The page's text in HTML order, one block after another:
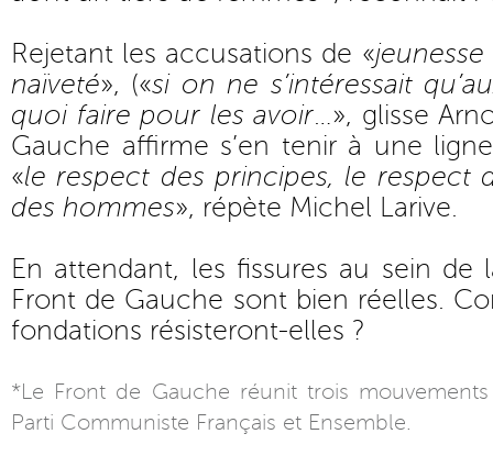
Rejetant les accusations de «
naïveté», («si on ne s’intéressait
quoi faire pour les avoir…», glisse
Gauche affirme s’en tenir à une
«le respect des principes, le respect
des hommes», répète Michel Larive.
En attendant, les fissures au sein de
Front de Gauche sont bien réelles.
fondations résisteront-elles ?
*Le Front de Gauche réunit trois
Parti Communiste Français et Ensemble.